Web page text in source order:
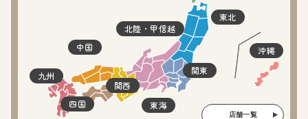
東北
関東
北陸・甲信越
東海
関西
四国
中国
九州
沖縄
店舗一覧